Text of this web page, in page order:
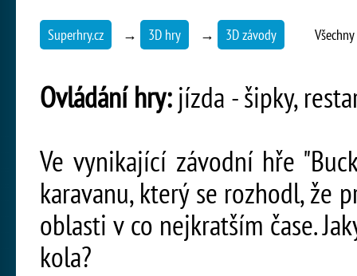
Superhry.cz → 3D hry → 3D závody
Ovládání hry:jízda - šipky,
Ve vynikající závodní hře
karavanu, který se rozhodl, že
oblasti v co nejkratším čase.
kola?